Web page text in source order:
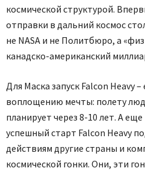
космической структурой.
отправки в дальний космос
не NASA и не Политбюро, а
канадско-американский
Для Маска запуск Falcon Heavy
воплощению мечты: полету
планирует через 8-10 лет. А
успешный старт Falcon Heavy
действиям другие страны и
космической гонки. Они, эти